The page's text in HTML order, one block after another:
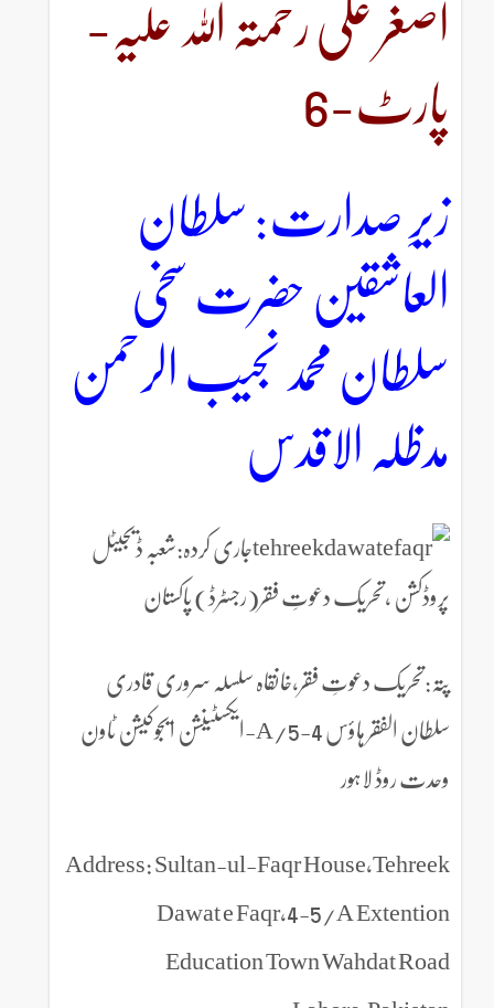
اصغر علی رحمتہ اللہ علیہ-
پارٹ-6
زیرِ صدارت: سلطان
العاشقین حضرت سخی
سلطان محمد نجیب الرحمن
مدظلہ الاقدس
جاری کردہ:شعبہ ڈیجیٹل
پروڈکشن ،تحریک دعوتِ فقر(رجسٹرڈ) پاکستان
پتہ:تحریک دعوتِ فقر،خانقاہ سلسلہ سروری قادری
سلطان الفقر ہاؤس 4-5/A-ایکسٹینشن ایجوکیشن ٹاون
وحدت روڈ لاہور
Address: Sultan-ul-Faqr House,Tehreek
Dawat e Faqr,4-5/A Extention
Education Town Wahdat Road